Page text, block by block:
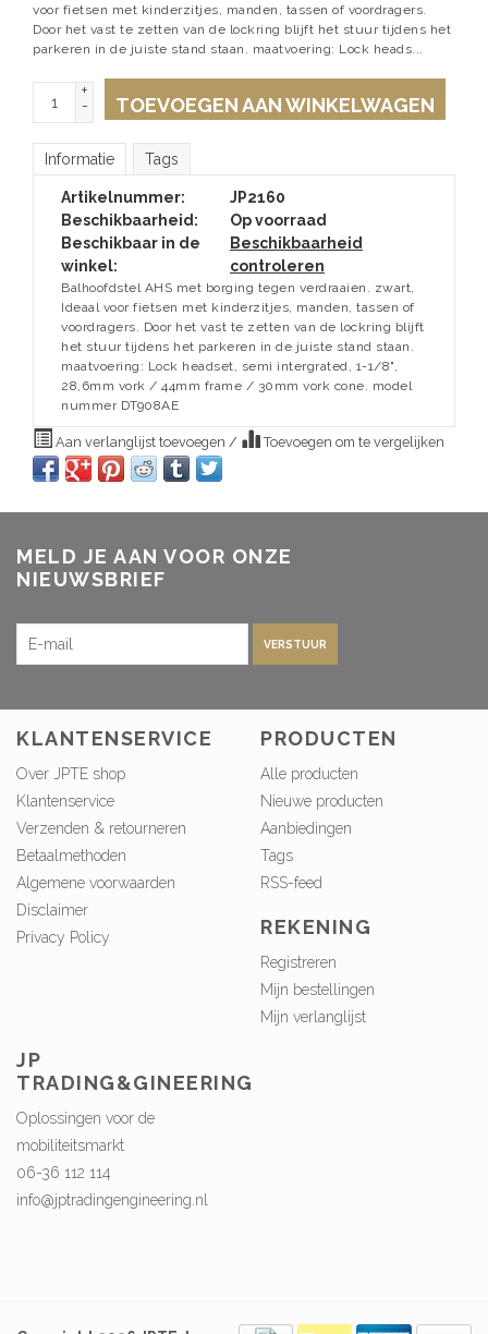
voor fietsen met kinderzitjes, manden, tassen of voordragers.
Door het vast te zetten van de lockring blijft het stuur tijdens het
parkeren in de juiste stand staan. maatvoering: Lock heads...
+
-
TOEVOEGEN AAN WINKELWAGEN
Informatie Tags
Artikelnummer:
JP2160
Beschikbaarheid:
Op voorraad
Beschikbaar in de
winkel:
Beschikbaarheid
controleren
Balhoofdstel AHS met borging tegen verdraaien. zwart,
Ideaal voor fietsen met kinderzitjes, manden, tassen of
voordragers. Door het vast te zetten van de lockring blijft
het stuur tijdens het parkeren in de juiste stand staan.
maatvoering: Lock headset, semi intergrated, 1-1/8",
28,6mm vork / 44mm frame / 30mm vork cone. model
nummer DT908AE
Aan verlanglijst toevoegen / Toevoegen om te vergelijken
MELD JE AAN VOOR ONZE
NIEUWSBRIEF
VERSTUUR
KLANTENSERVICE
Over JPTE shop
Klantenservice
Verzenden & retourneren
Betaalmethoden
Algemene voorwaarden
Disclaimer
Privacy Policy
PRODUCTEN
Alle producten
Nieuwe producten
Aanbiedingen
Tags
RSS-feed
REKENING
Registreren
Mijn bestellingen
Mijn verlanglijst
JP
TRADING&GINEERING
Oplossingen voor de
mobiliteitsmarkt
06-36 112 114
info@jptradingengineering.nl